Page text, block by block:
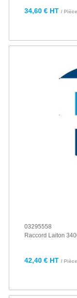
34,60 € HT / Pièce
03295558
Raccord Laiton
42,40 € HT / Pièce